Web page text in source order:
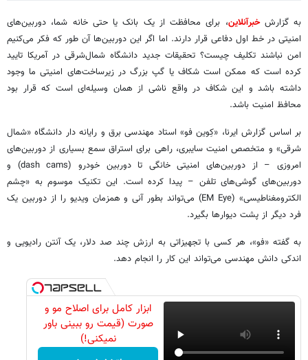
به گزارشخبرآنلاین، برای محافظت از یک بانک یا حتی خانه شما، دوربین‌های
امنیتی در خط اول دفاعی قرار دارند. اما اگر این دوربین‌ها آن طور که فکر می‌کنیم
امن نباشند تکلیف چیست؟ تحقیقات جدید دانشگاه شمال‌شرقی در آمریکا تایید
کرده است که ممکن است شکاف یا گپ بزرگ در زیرساخت‌های امنیتی ما وجود
داشته باشد و این شکاف در واقع ناشی از همان وسیله‌ای است که قرار بود
محافظ امنیت باشد.
بر اساس گزارش ایرنا، «کِوین فو» استاد مهندسی برق و رایانه دار دانشگاه «شمال
شرقی» و متخصص امنیت سایبری، راهی برای استراق سمع بسیاری از دوربین‌های
امروزی – از دوربین‌های امنیتی خانگی تا دوربین خودرو (dash cams) و
دوربین‌های گوشی‌های تلفن – پیدا کرده است. این تکنیک موسوم به «چشم
الکترومغناطیسی» (EM Eye) می‌تواند بطور آنی و همزمان ویدیو را از دوربین یک
فرد دیگر از پشت دیوارها بگیرد.
به گفته «فو»، هر کسی با تجهیزاتی به ارزش چند صد دلار، یک آنتن رادیویی و
اندکی دانش مهندسی می‌تواند این کار را انجام دهد.
ابزار کامل برای اصلاح مو و
صورت (قیمت رو ببینی باور
نمیکنی!)